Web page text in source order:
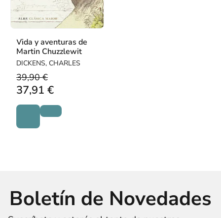
Vida y aventuras de
Martin Chuzzlewit
DICKENS, CHARLES
39,90 €
37,91 €
Boletín de Novedades